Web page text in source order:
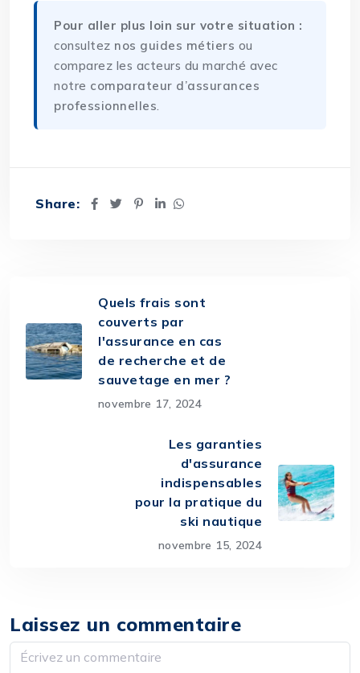
Pour aller plus loin sur votre situation :
consultez nos guides métiers ou
comparez les acteurs du marché avec
notre comparateur d’assurances
professionnelles.
Share:
Quels frais sont
couverts par
l'assurance en cas
de recherche et de
sauvetage en mer ?
novembre 17, 2024
Les garanties
d'assurance
indispensables
pour la pratique du
ski nautique
novembre 15, 2024
Laissez un commentaire